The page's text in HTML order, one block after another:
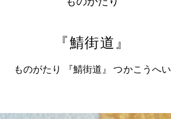
『鯖街道』
ものがたり 『鯖街道』 つかこうへい